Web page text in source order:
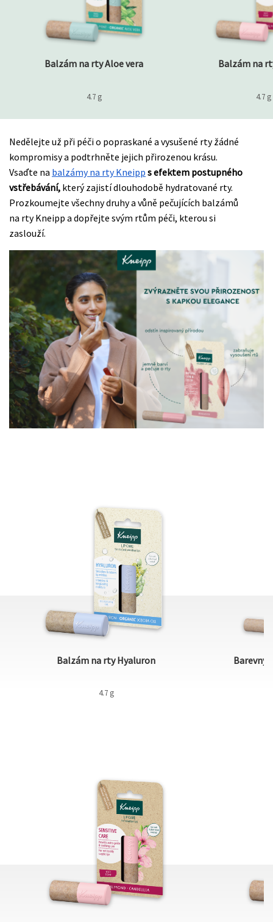
Balzám na rty Aloe vera
4.7 g
Balzám na
4.7 g
Nedělejte už při péči o popraskané a vysušené rty žádné
kompromisy a podtrhněte jejich přirozenou krásu.
Vsaďte na balzámy na rty Kneipp s efektem postupného
vstřebávání, který zajistí dlouhodobě hydratované rty.
Prozkoumejte všechny druhy a vůně pečujících balzámů
na rty Kneipp a dopřejte svým rtům péči, kterou si
zaslouží.
Balzám na rty Hyaluron
4.7 g
Barevný